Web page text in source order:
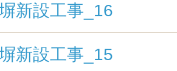
新設工事_16
新設工事_15